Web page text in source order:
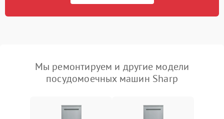
Мы ремонтируем и другие модели
посудомоечных машин Sharp